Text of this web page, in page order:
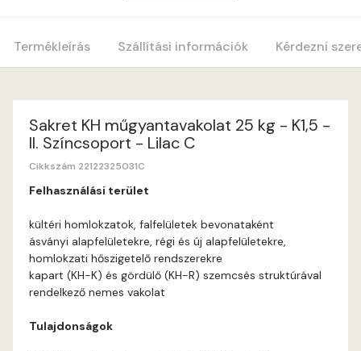
Anticred D
Apple D
Apricot D
Termékleírás Szállítási információk Kérdezni
Sakret KH műgyantavakolat 25 kg - K1,5 -
II. Színcsoport - Lilac C
Cikkszám 22122325031C
Felhasználási terület
kültéri homlokzatok, falfelületek bevonataként
ásványi alapfelületekre, régi és új alapfelületekre,
homlokzati hőszigetelő rendszerekre
kapart (KH-K) és gördülő (KH-R) szemcsés struktúrával
rendelkező nemes vakolat
Tulajdonságok